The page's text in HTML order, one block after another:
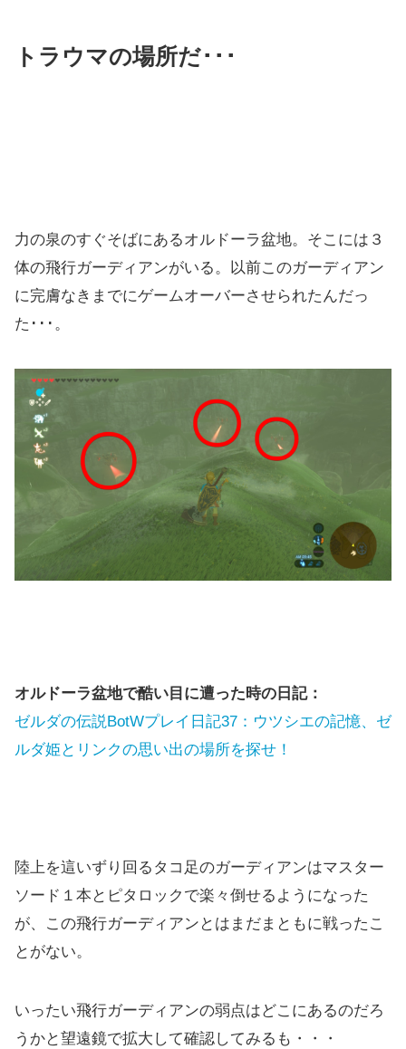
トラウマの場所だ･･･
力の泉のすぐそばにあるオルドーラ盆地。そこには３
体の飛行ガーディアンがいる。以前このガーディアン
に完膚なきまでにゲームオーバーさせられたんだっ
た･･･。
オルドーラ盆地で酷い目に遭った時の日記：
ゼルダの伝説BotWプレイ日記37：ウツシエの記憶、ゼ
ルダ姫とリンクの思い出の場所を探せ！
陸上を這いずり回るタコ足のガーディアンはマスター
ソード１本とピタロックで楽々倒せるようになった
が、この飛行ガーディアンとはまだまともに戦ったこ
とがない。
いったい飛行ガーディアンの弱点はどこにあるのだろ
うかと望遠鏡で拡大して確認してみるも・・・